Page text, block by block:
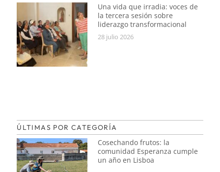
Una vida que irradia: voces de
la tercera sesión sobre
liderazgo transformacional
28 julio 2026
ÚLTIMAS POR CATEGORÍA
Cosechando frutos: la
comunidad Esperanza cumple
un año en Lisboa